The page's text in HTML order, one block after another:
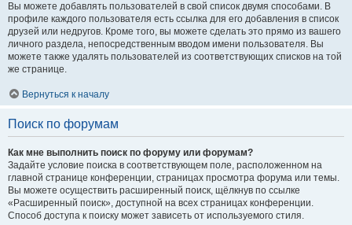
Вы можете добавлять пользователей в свой список двумя способами. В
профиле каждого пользователя есть ссылка для его добавления в список
друзей или недругов. Кроме того, вы можете сделать это прямо из вашего
личного раздела, непосредственным вводом имени пользователя. Вы
можете также удалять пользователей из соответствующих списков на той
же странице.
Вернуться к началу
Поиск по форумам
Как мне выполнить поиск по форуму или форумам?
Задайте условие поиска в соответствующем поле, расположенном на
главной странице конференции, страницах просмотра форума или темы.
Вы можете осуществить расширенный поиск, щёлкнув по ссылке
«Расширенный поиск», доступной на всех страницах конференции.
Способ доступа к поиску может зависеть от используемого стиля.